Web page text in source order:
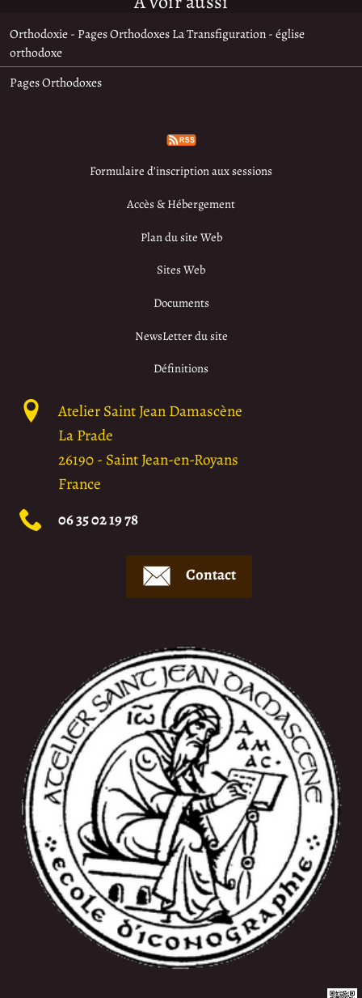
Orthodoxie - Pages Orthodoxes La Transfiguration - église
orthodoxe
Pages Orthodoxes
Formulaire d’inscription aux sessions
Accès & Hébergement
Plan du site Web
Sites Web
Documents
NewsLetter du site
Définitions
Atelier Saint Jean Damascène
La Prade
26190- Saint Jean-en-Royans
France
06 35 02 19 78
Contact